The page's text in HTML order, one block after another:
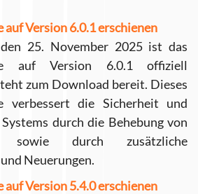
Version 6.0.1 erschienen
25. November 2025 ist das
auf Version 6.0.1 offiziell
zum Download bereit. Dieses
verbessert die Sicherheit und
durch die Behebung von
durch zusätzliche
Neuerungen.
Version 5.4.0 erschienen